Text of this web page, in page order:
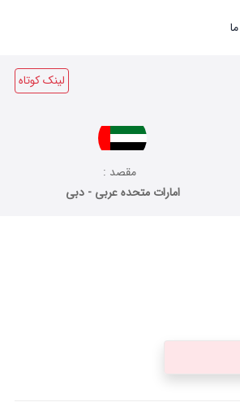
لینک کوتاه
مقصد :
امارات متحده عربی - دبی